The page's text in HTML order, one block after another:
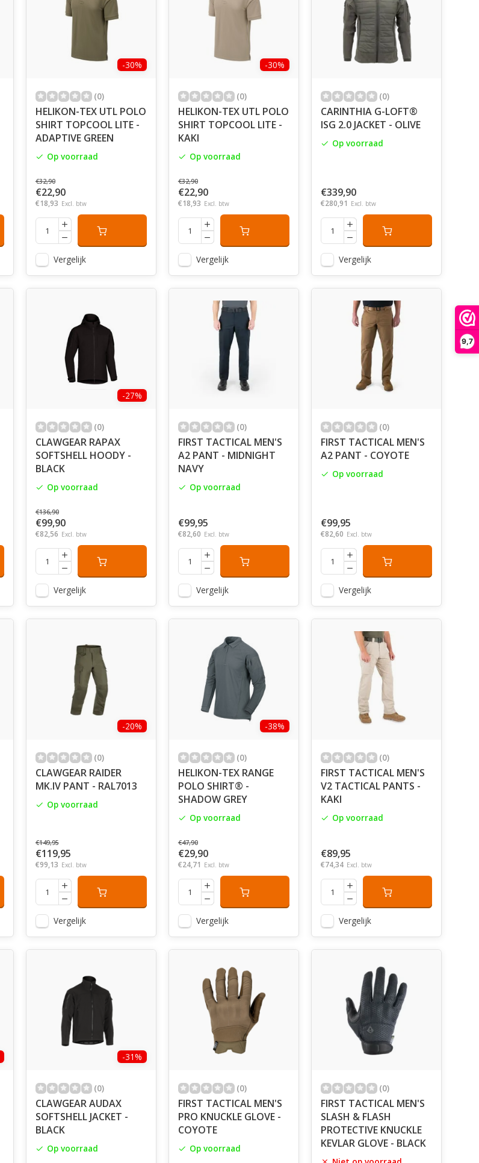
9,7
-30%
(0)
HELIKON-TEX UTL POLO
SHIRT TOPCOOL LITE -
ADAPTIVE GREEN
Op voorraad
€32,90
€22,90
€18,93 Excl. btw
Vergelijk
-30%
(0)
HELIKON-TEX UTL POLO
SHIRT TOPCOOL LITE -
KAKI
Op voorraad
€32,90
€22,90
€18,93 Excl. btw
Vergelijk
(0)
CARINTHIA G-LOFT®
ISG 2.0 JACKET - OLIVE
Op voorraad
€339,90
€280,91 Excl. btw
Vergelijk
-27%
(0)
CLAWGEAR RAPAX
SOFTSHELL HOODY -
BLACK
Op voorraad
€136,90
€99,90
€82,56 Excl. btw
Vergelijk
(0)
FIRST TACTICAL MEN'S
A2 PANT - MIDNIGHT
NAVY
Op voorraad
€99,95
€82,60 Excl. btw
Vergelijk
(0)
FIRST TACTICAL MEN'S
A2 PANT - COYOTE
Op voorraad
€99,95
€82,60 Excl. btw
Vergelijk
-20%
(0)
CLAWGEAR RAIDER
MK.IV PANT - RAL7013
Op voorraad
€149,95
€119,95
€99,13 Excl. btw
Vergelijk
-38%
(0)
HELIKON-TEX RANGE
POLO SHIRT® -
SHADOW GREY
Op voorraad
€47,90
€29,90
€24,71 Excl. btw
Vergelijk
(0)
FIRST TACTICAL MEN'S
V2 TACTICAL PANTS -
KAKI
Op voorraad
€89,95
€74,34 Excl. btw
Vergelijk
-31%
(0)
CLAWGEAR AUDAX
SOFTSHELL JACKET -
BLACK
Op voorraad
(0)
FIRST TACTICAL MEN'S
PRO KNUCKLE GLOVE -
COYOTE
Op voorraad
(0)
FIRST TACTICAL MEN'S
SLASH & FLASH
PROTECTIVE KNUCKLE
KEVLAR GLOVE - BLACK